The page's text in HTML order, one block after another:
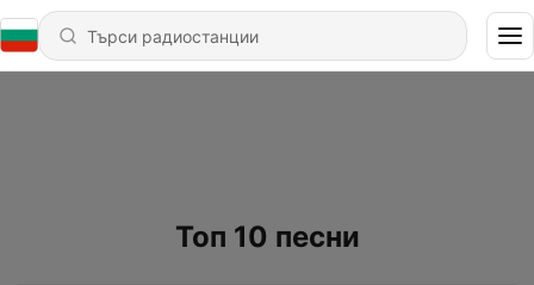
Топ 10 песни